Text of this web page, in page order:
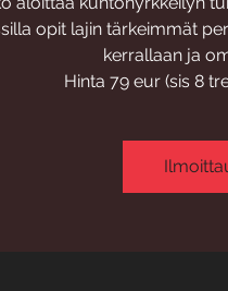
opit lajin tärkeimmät
kerrallaan ja
Hinta 79 eur (sis 8